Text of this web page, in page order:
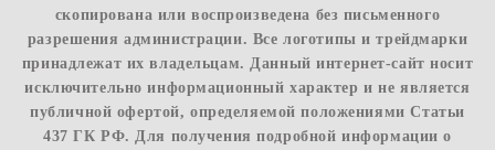
скопирована или воспроизведена без письменного
разрешения администрации. Все логотипы и трейдмарки
принадлежат их владельцам. Данный интернет-сайт носит
исключительно информационный характер и не является
публичной офертой, определяемой положениями Статьи
437 ГК РФ. Для получения подробной информации о